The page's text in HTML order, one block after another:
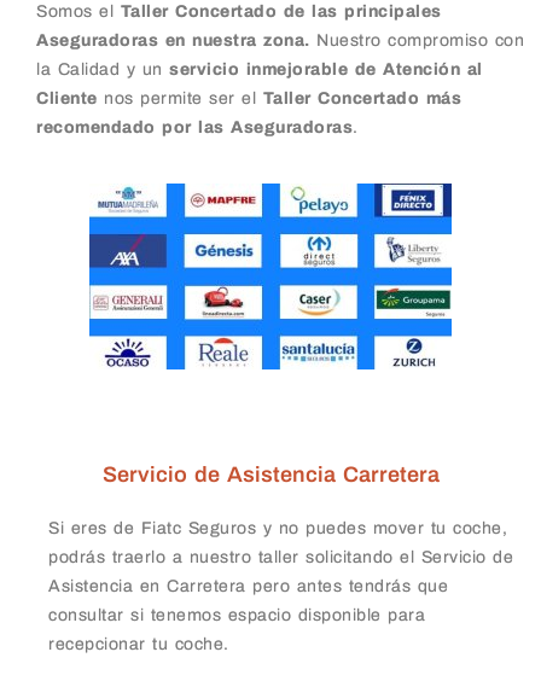
Somos el Taller Concertado de las principales
Aseguradoras en nuestra zona. Nuestro compromiso con
la Calidad y un servicio inmejorable de Atención al
Cliente nos permite ser el Taller Concertado más
recomendado por las Aseguradoras.
Servicio de Asistencia Carretera
Si eres de Fiatc Seguros y no puedes mover tu coche,
podrás traerlo a nuestro taller solicitando el Servicio de
Asistencia en Carretera pero antes tendrás que
consultar si tenemos espacio disponible para
recepcionar tu coche.